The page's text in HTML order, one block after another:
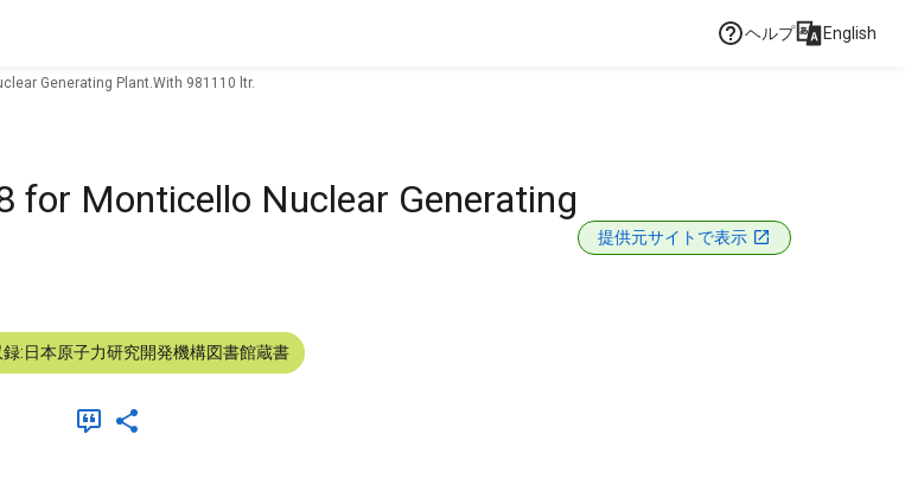
ヘルプ English
Generating Plant.With 981110 ltr.
for Monticello Nuclear Generating
提供元サイトで表示
録:日本原子力研究開発機構図書館蔵書